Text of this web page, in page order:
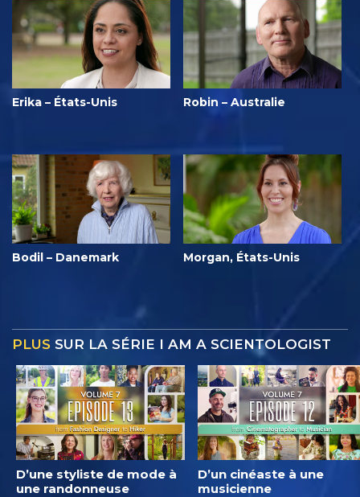
Erika – États-Unis Robin – Australie
Bodil – Danemark Morgan, États-Unis
PLUS SUR LA SÉRIE I AM A SCIENTOLOGIST
D’une styliste de mode à
une randonneuse
D’un cinéaste à une
musicienne